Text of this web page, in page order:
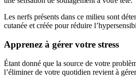
Les nerfs présents dans ce milieu sont
cutanée et créée pour réduire
Apprenez à gérer votre stress
Étant donné que la source de votre
l’éliminer de votre quotidien revient à